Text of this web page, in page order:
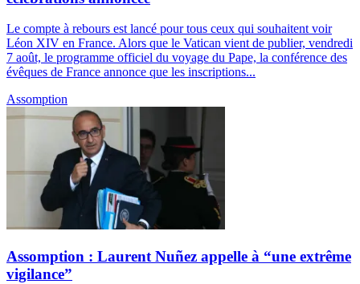
Le compte à rebours est lancé pour tous ceux qui souhaitent voir
Léon XIV en France. Alors que le Vatican vient de publier, vendredi
7 août, le programme officiel du voyage du Pape, la conférence des
évêques de France annonce que les inscriptions...
Assomption
Assomption : Laurent Nuñez appelle à “une extrême
vigilance”